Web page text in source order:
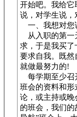
开始吧。我给
说，对学生说
一、我想对
从入职的第一
求，于是我买了
要求自我。既
就做最努力的!
每学期至少召
班会的资料和
论，或主持或晚
的班会，我们的